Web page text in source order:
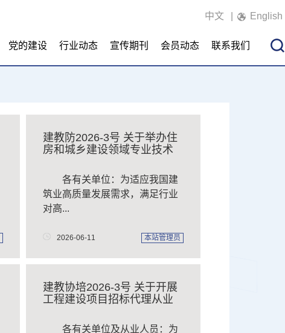
中文 English
党的建设 行业动态 宣传期刊 会员动态 联系我们
建教防2026-3号 关于举办住
房和城乡建设领域专业技术
各有关单位：为适应我国建
筑业高质量发展需求，满足行业
对高...
2026-06-11 本站管理员
建教协培2026-3号 关于开展
工程建设项目招标代理从业
各有关单位及从业人员：为